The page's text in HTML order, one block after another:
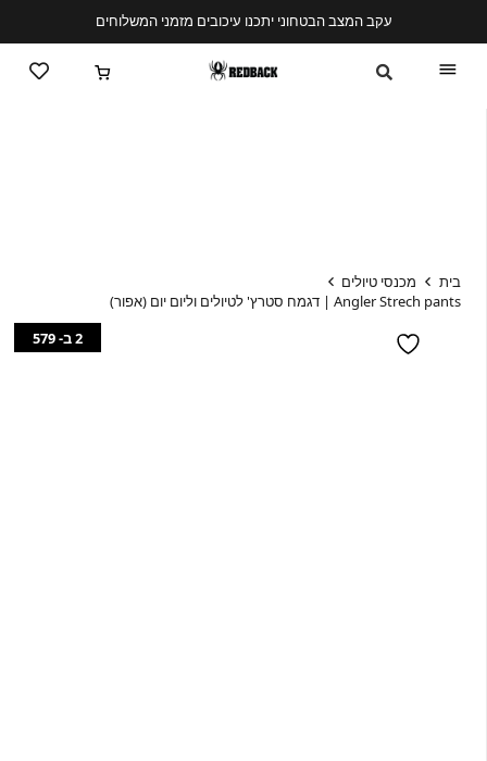
עקב המצב הבטחוני יתכנו עיכובים מזמני המשלוחים
בית
מכנסי טיולים
Angler Strech pants | דגמח סטרץ' לטיולים וליום יום (אפור)
2 ב- 579